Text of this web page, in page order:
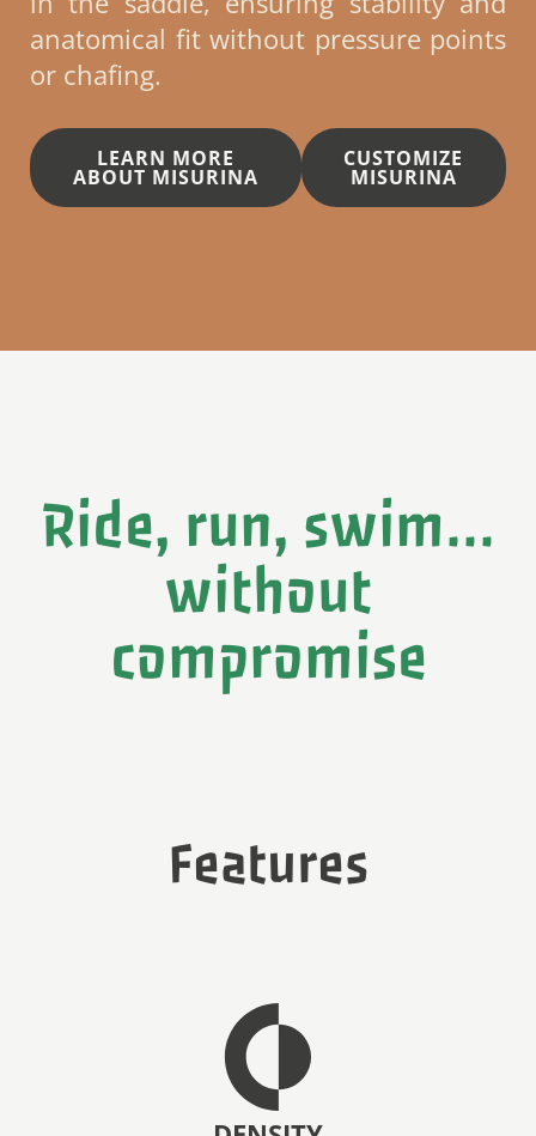
anatomical fit without pressure points
or chafing.
LEARN MORE
ABOUT MISURINA
CUSTOMIZE
MISURINA
Ride, run, swim...
without
compromise
Features